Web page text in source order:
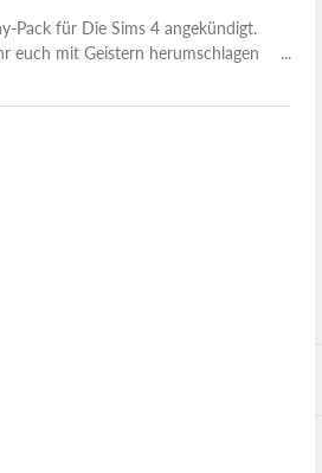
Pack für Die Sims 4 angekündigt.
euch mit Geistern herumschlagen
Sims Geisterjäger spielen